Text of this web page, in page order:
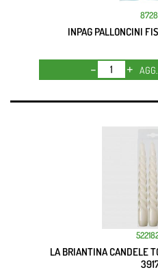
INPAG PALLONCINI
LA BRIANTINA CANDELE